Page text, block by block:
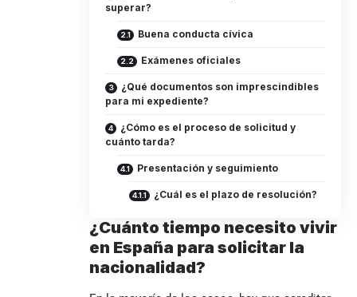
superar?
Buena conducta cívica
Exámenes oficiales
¿Qué documentos son imprescindibles
para mi expediente?
¿Cómo es el proceso de solicitud y
cuánto tarda?
Presentación y seguimiento
¿Cuál es el plazo de resolución?
¿Cuánto tiempo necesito vivir
en España para solicitar la
nacionalidad?